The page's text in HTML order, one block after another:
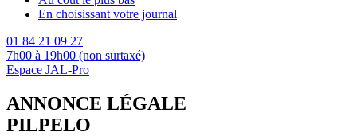
En choisissant votre journal
01 84 21 09 27
7h00 à 19h00 (non surtaxé)
Espace JAL-Pro
ANNONCE LÉGALE
PILPELO